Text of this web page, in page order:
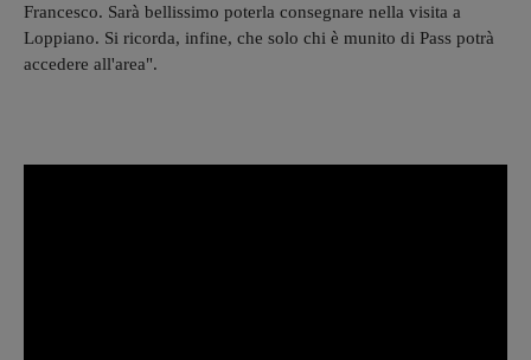
Francesco. Sarà bellissimo poterla consegnare nella visita a
Loppiano. Si ricorda, infine, che solo chi è munito di Pass potrà
accedere all'area".